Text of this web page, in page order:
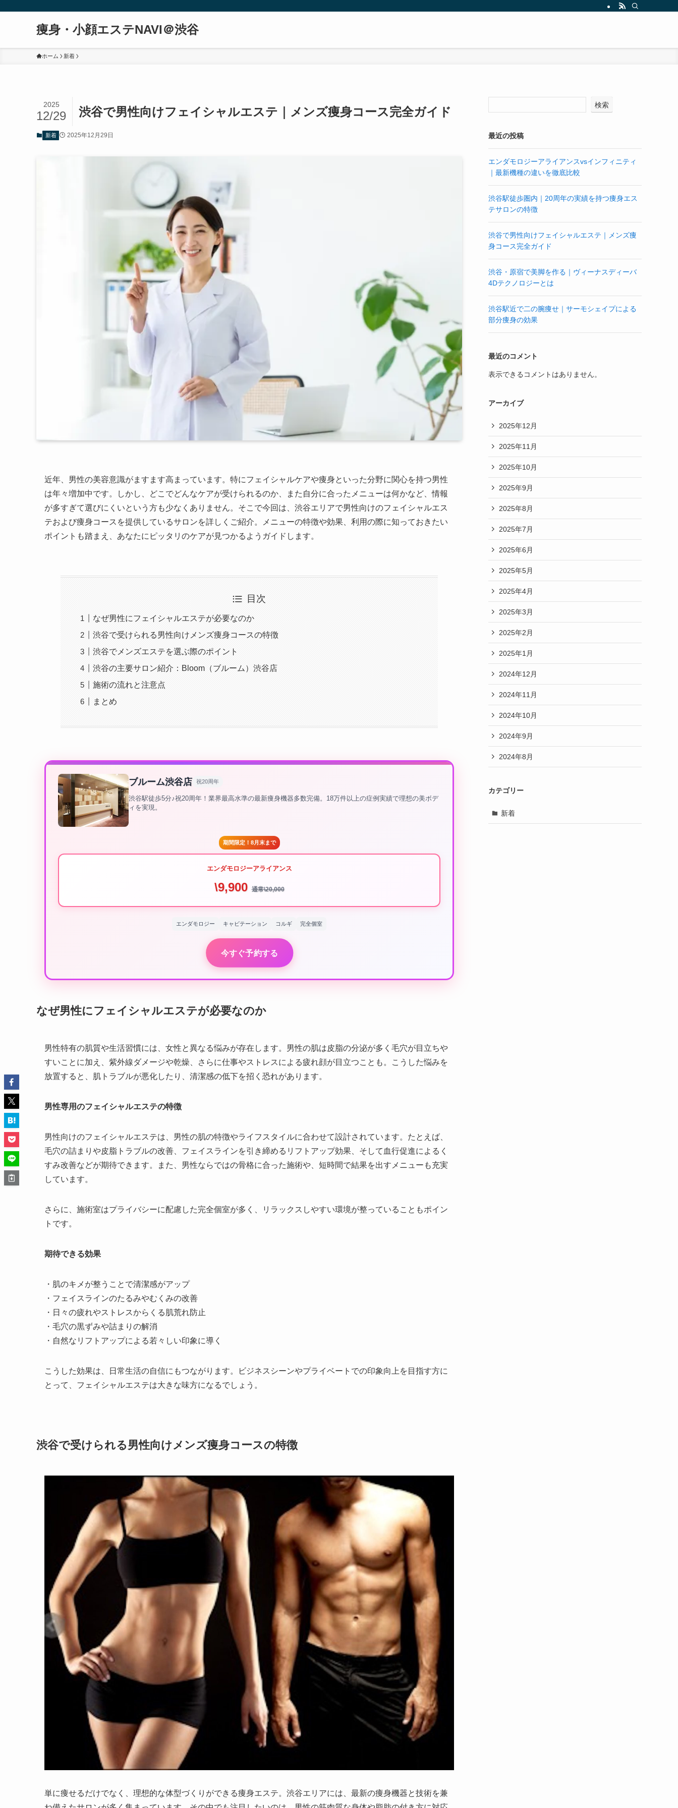
痩身・小顔エステNAVI＠渋谷
ホーム 新着
渋谷で男性向けフェイシャルエステ｜メンズ痩身コース完全ガイド
2025
12/29
新着 2025年12月29日
近年、男性の美容意識がますます高まっています。特にフェイシャルケアや痩身といった分野に関心を持つ男性
は年々増加中です。しかし、どこでどんなケアが受けられるのか、また自分に合ったメニューは何かなど、情報
が多すぎて選びにくいという方も少なくありません。そこで今回は、渋谷エリアで男性向けのフェイシャルエス
テおよび痩身コースを提供しているサロンを詳しくご紹介。メニューの特徴や効果、利用の際に知っておきたい
ポイントも踏まえ、あなたにピッタリのケアが見つかるようガイドします。
目次
なぜ男性にフェイシャルエステが必要なのか
渋谷で受けられる男性向けメンズ痩身コースの特徴
渋谷でメンズエステを選ぶ際のポイント
渋谷の主要サロン紹介：Bloom（ブルーム）渋谷店
施術の流れと注意点
まとめ
ブルーム渋谷店 祝20周年
渋谷駅徒歩5分♪祝20周年！業界最高水準の最新痩身機器多数完備。18万件以上の症例実績で理想の美ボデ
ィを実現。
期間限定！8月末まで
エンダモロジーアライアンス
\9,900 通常\20,000
エンダモロジー キャビテーション コルギ 完全個室
今すぐ予約する
なぜ男性にフェイシャルエステが必要なのか
男性特有の肌質や生活習慣には、女性と異なる悩みが存在します。男性の肌は皮脂の分泌が多く毛穴が目立ちや
すいことに加え、紫外線ダメージや乾燥、さらに仕事やストレスによる疲れ顔が目立つことも。こうした悩みを
放置すると、肌トラブルが悪化したり、清潔感の低下を招く恐れがあります。
男性専用のフェイシャルエステの特徴
男性向けのフェイシャルエステは、男性の肌の特徴やライフスタイルに合わせて設計されています。たとえば、
毛穴の詰まりや皮脂トラブルの改善、フェイスラインを引き締めるリフトアップ効果、そして血行促進によるく
すみ改善などが期待できます。また、男性ならではの骨格に合った施術や、短時間で結果を出すメニューも充実
しています。
さらに、施術室はプライバシーに配慮した完全個室が多く、リラックスしやすい環境が整っていることもポイン
トです。
期待できる効果
・肌のキメが整うことで清潔感がアップ
・フェイスラインのたるみやむくみの改善
・日々の疲れやストレスからくる肌荒れ防止
・毛穴の黒ずみや詰まりの解消
・自然なリフトアップによる若々しい印象に導く
こうした効果は、日常生活の自信にもつながります。ビジネスシーンやプライベートでの印象向上を目指す方に
とって、フェイシャルエステは大きな味方になるでしょう。
渋谷で受けられる男性向けメンズ痩身コースの特徴
単に痩せるだけでなく、理想的な体型づくりができる痩身エステ。渋谷エリアには、最新の痩身機器と技術を兼
検索
最近の投稿
エンダモロジーアライアンスvsインフィニティ
｜最新機種の違いを徹底比較
渋谷駅徒歩圏内｜20周年の実績を持つ痩身エス
テサロンの特徴
渋谷で男性向けフェイシャルエステ｜メンズ痩
身コース完全ガイド
渋谷・原宿で美脚を作る｜ヴィーナスディーバ
4Dテクノロジーとは
渋谷駅近で二の腕痩せ｜サーモシェイプによる
部分痩身の効果
最近のコメント
表示できるコメントはありません。
アーカイブ
2025年12月
2025年11月
2025年10月
2025年9月
2025年8月
2025年7月
2025年6月
2025年5月
2025年4月
2025年3月
2025年2月
2025年1月
2024年12月
2024年11月
2024年10月
2024年9月
2024年8月
カテゴリー
新着